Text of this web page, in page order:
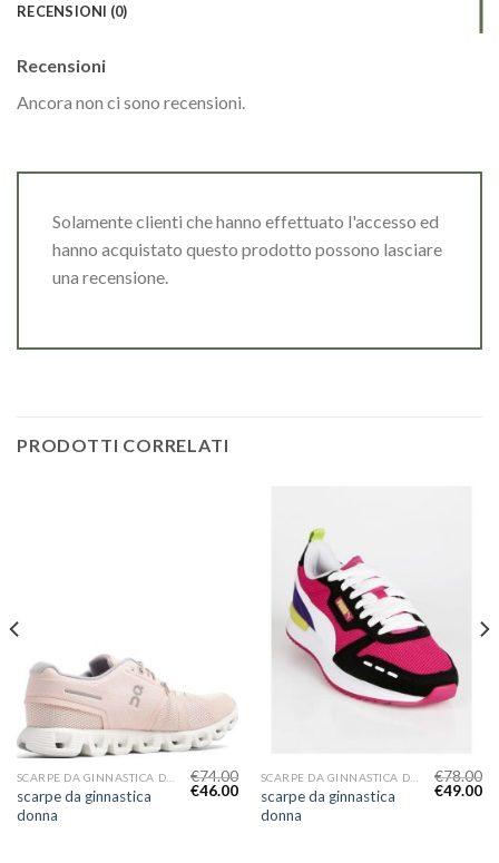
RECENSIONI (0)
Recensioni
Ancora non ci sono recensioni.
Solamente clienti che hanno effettuato l'accesso ed
hanno acquistato questo prodotto possono lasciare
una recensione.
PRODOTTI CORRELATI
scarpe da ginnastica
donna
€74.00
€46.00
scarpe da ginnastica
donna
€78.00
€49.00